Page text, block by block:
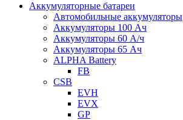
Аккумуляторные батареи
Автомобильные аккумуляторы
Аккумуляторы 100 Ач
Аккумуляторы 60 А/ч
Аккумуляторы 65 Ач
ALPHA Battery
FB
CSB
EVH
EVX
GP